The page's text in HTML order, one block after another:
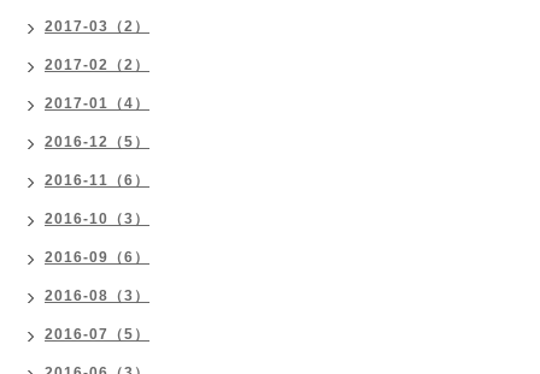
2017-03（2）
2017-02（2）
2017-01（4）
2016-12（5）
2016-11（6）
2016-10（3）
2016-09（6）
2016-08（3）
2016-07（5）